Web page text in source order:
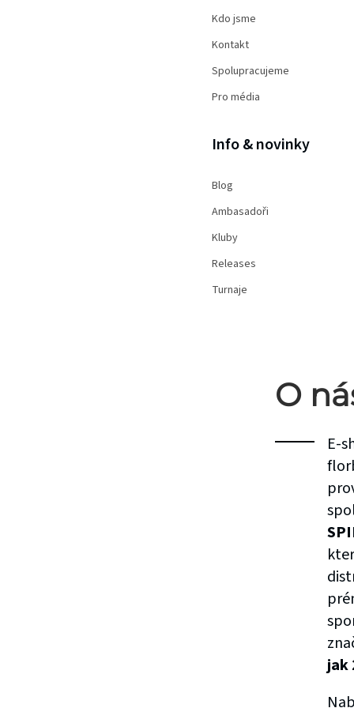
Kdo jsme
Kontakt
Spolupracujeme
Pro média
Info & novinky
Blog
Ambasadoři
Kluby
Releases
Turnaje
O
E-
jak